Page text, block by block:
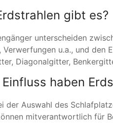
gibt es?
unterscheiden
Verwerfungen u.a., und
Diagonalgitter,
haben
der Auswahl des
mitverantwortlich für